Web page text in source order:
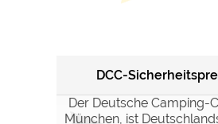
DCC-
Der Deutsche Camping-
München, ist